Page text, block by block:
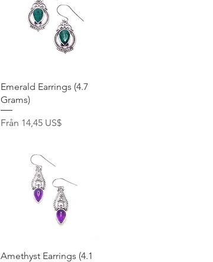
Snabbvisning
Emerald Earrings (4.7
Grams)
Från 14,45 US$
Reapris
Snabbvisning
Amethyst Earrings (4.1